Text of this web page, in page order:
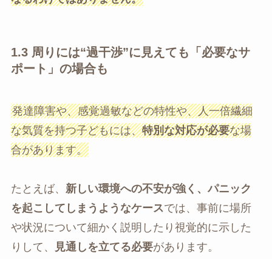
1.3 周りには“過干渉”に見えても「必要なサ
ポート」の場合も
発達障害や、感覚過敏などの特性や、人一倍繊細
な気質を持つ子どもには、特別な対応が必要な場
合があります。
たとえば、 新しい環境への不安が強く、パニック
を起こしてしまうようなケースでは、事前に場所
や状況について細かく説明したり視覚的に示した
りして、
見通しを立てる必要があります。